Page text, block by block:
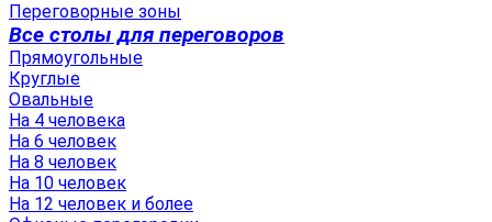
Переговорные зоны
Все столы для переговоров
Прямоугольные
Круглые
Овальные
На 4 человека
На 6 человек
На 8 человек
На 10 человек
На 12 человек и более